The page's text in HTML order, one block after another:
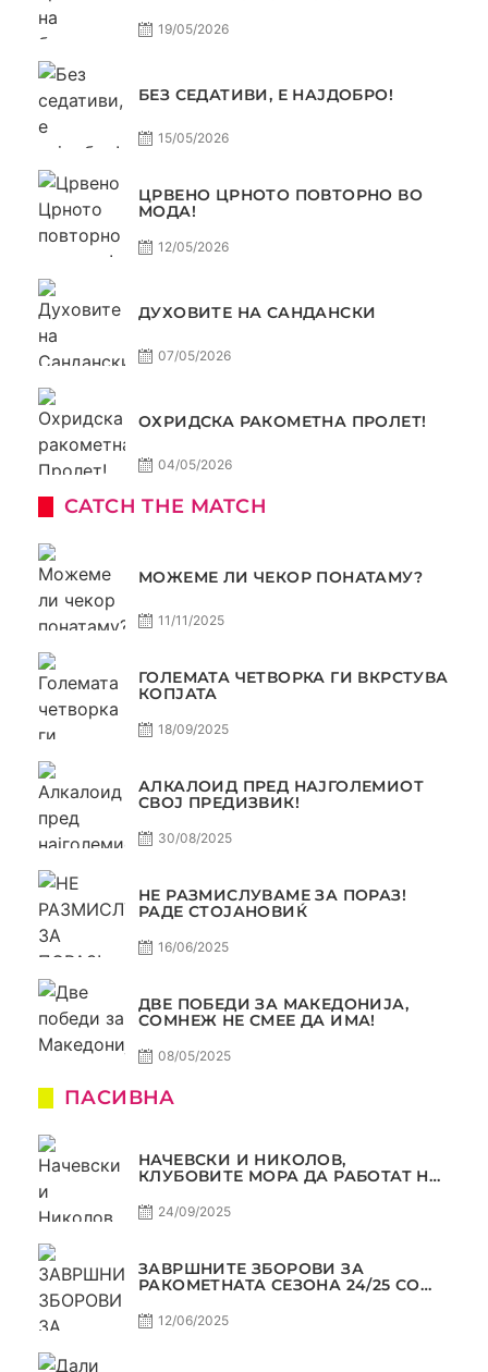
19/05/2026
БЕЗ СЕДАТИВИ, Е НАЈДОБРО!
15/05/2026
ЦРВЕНО ЦРНОТО ПОВТОРНО ВО
МОДА!
12/05/2026
ДУХОВИТЕ НА САНДАНСКИ
07/05/2026
ОХРИДСКА РАКОМЕТНА ПРОЛЕТ!
04/05/2026
CATCH THE MATCH
МОЖЕМЕ ЛИ ЧЕКОР ПОНАТАМУ?
11/11/2025
ГОЛЕМАТА ЧЕТВОРКА ГИ ВКРСТУВА
КОПЈАТА
18/09/2025
АЛКАЛОИД ПРЕД НАЈГОЛЕМИОТ
СВОЈ ПРЕДИЗВИК!
30/08/2025
НЕ РАЗМИСЛУВАМЕ ЗА ПОРАЗ!
РАДЕ СТОЈАНОВИЌ
16/06/2025
ДВЕ ПОБЕДИ ЗА МАКЕДОНИЈА,
СОМНЕЖ НЕ СМЕЕ ДА ИМА!
08/05/2025
ПАСИВНА
НАЧЕВСКИ И НИКОЛОВ,
КЛУБОВИТЕ МОРА ДА РАБОТАТ НА
С5Е2 ПАСИВНА
24/09/2025
ЗАВРШНИТЕ ЗБОРОВИ ЗА
РАКОМЕТНАТА СЕЗОНА 24/25 СО
С4Е11
12/06/2025